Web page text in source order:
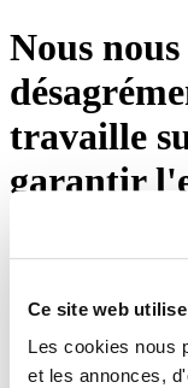
Ce site web
Les cookies nous
et les annonces,
Nous
travaille
garantir
attendez
appuyer
dessous
d'accueil.